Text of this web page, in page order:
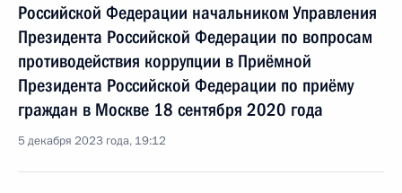
Российской Федерации начальником Управления
Президента Российской Федерации по вопросам
противодействия коррупции в Приёмной
Президента Российской Федерации по приёму
граждан в Москве 18 сентября 2020 года
5 декабря 2023 года, 19:12